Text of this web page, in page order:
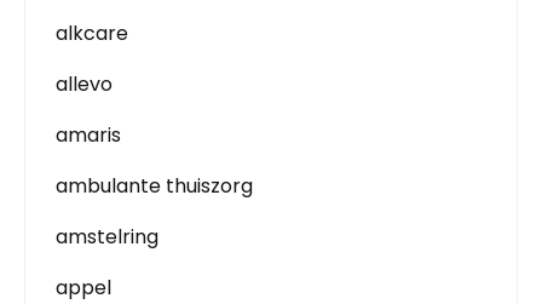
alkcare
allevo
amaris
ambulante thuiszorg
amstelring
appel